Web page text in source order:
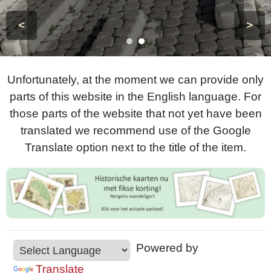
< >
Unfortunately, at the moment we can provide only
parts of this website in the English language. For
those parts of the website that not yet have been
translated we recommend use of the Google
Translate option next to the title of the item.
Powered by
Translate